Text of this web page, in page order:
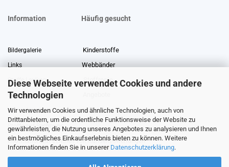
Diese Webseite verwendet Cookies und andere
Technologien
Wir verwenden Cookies und ähnliche Technologien, auch von
Drittanbietern, um die ordentliche Funktionsweise der Website zu
gewährleisten, die Nutzung unseres Angebotes zu analysieren und Ihnen
ein bestmögliches Einkaufserlebnis bieten zu können. Weitere
Informationen finden Sie in unserer Datenschutzerklärung.
Information Häufig gesucht
Bildergalerie Kinderstoffe
Links Webbänder
Stoffe Lexikon Stoffreste
Über uns
Gewerberabatt Meterware
Stoffe auf Rechnung
Information zur Echtheit von Kundenbewertungen